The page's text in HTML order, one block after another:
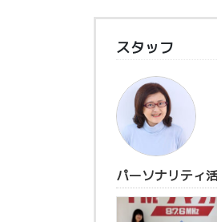
スタッフ
パーソナリティ